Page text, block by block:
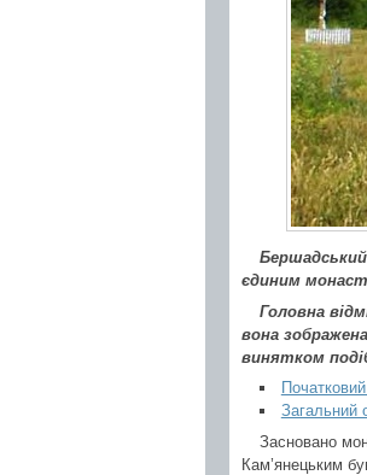
єдиним
Головна
вона
винятком
Загальний
Засновано
Кам’янецьким